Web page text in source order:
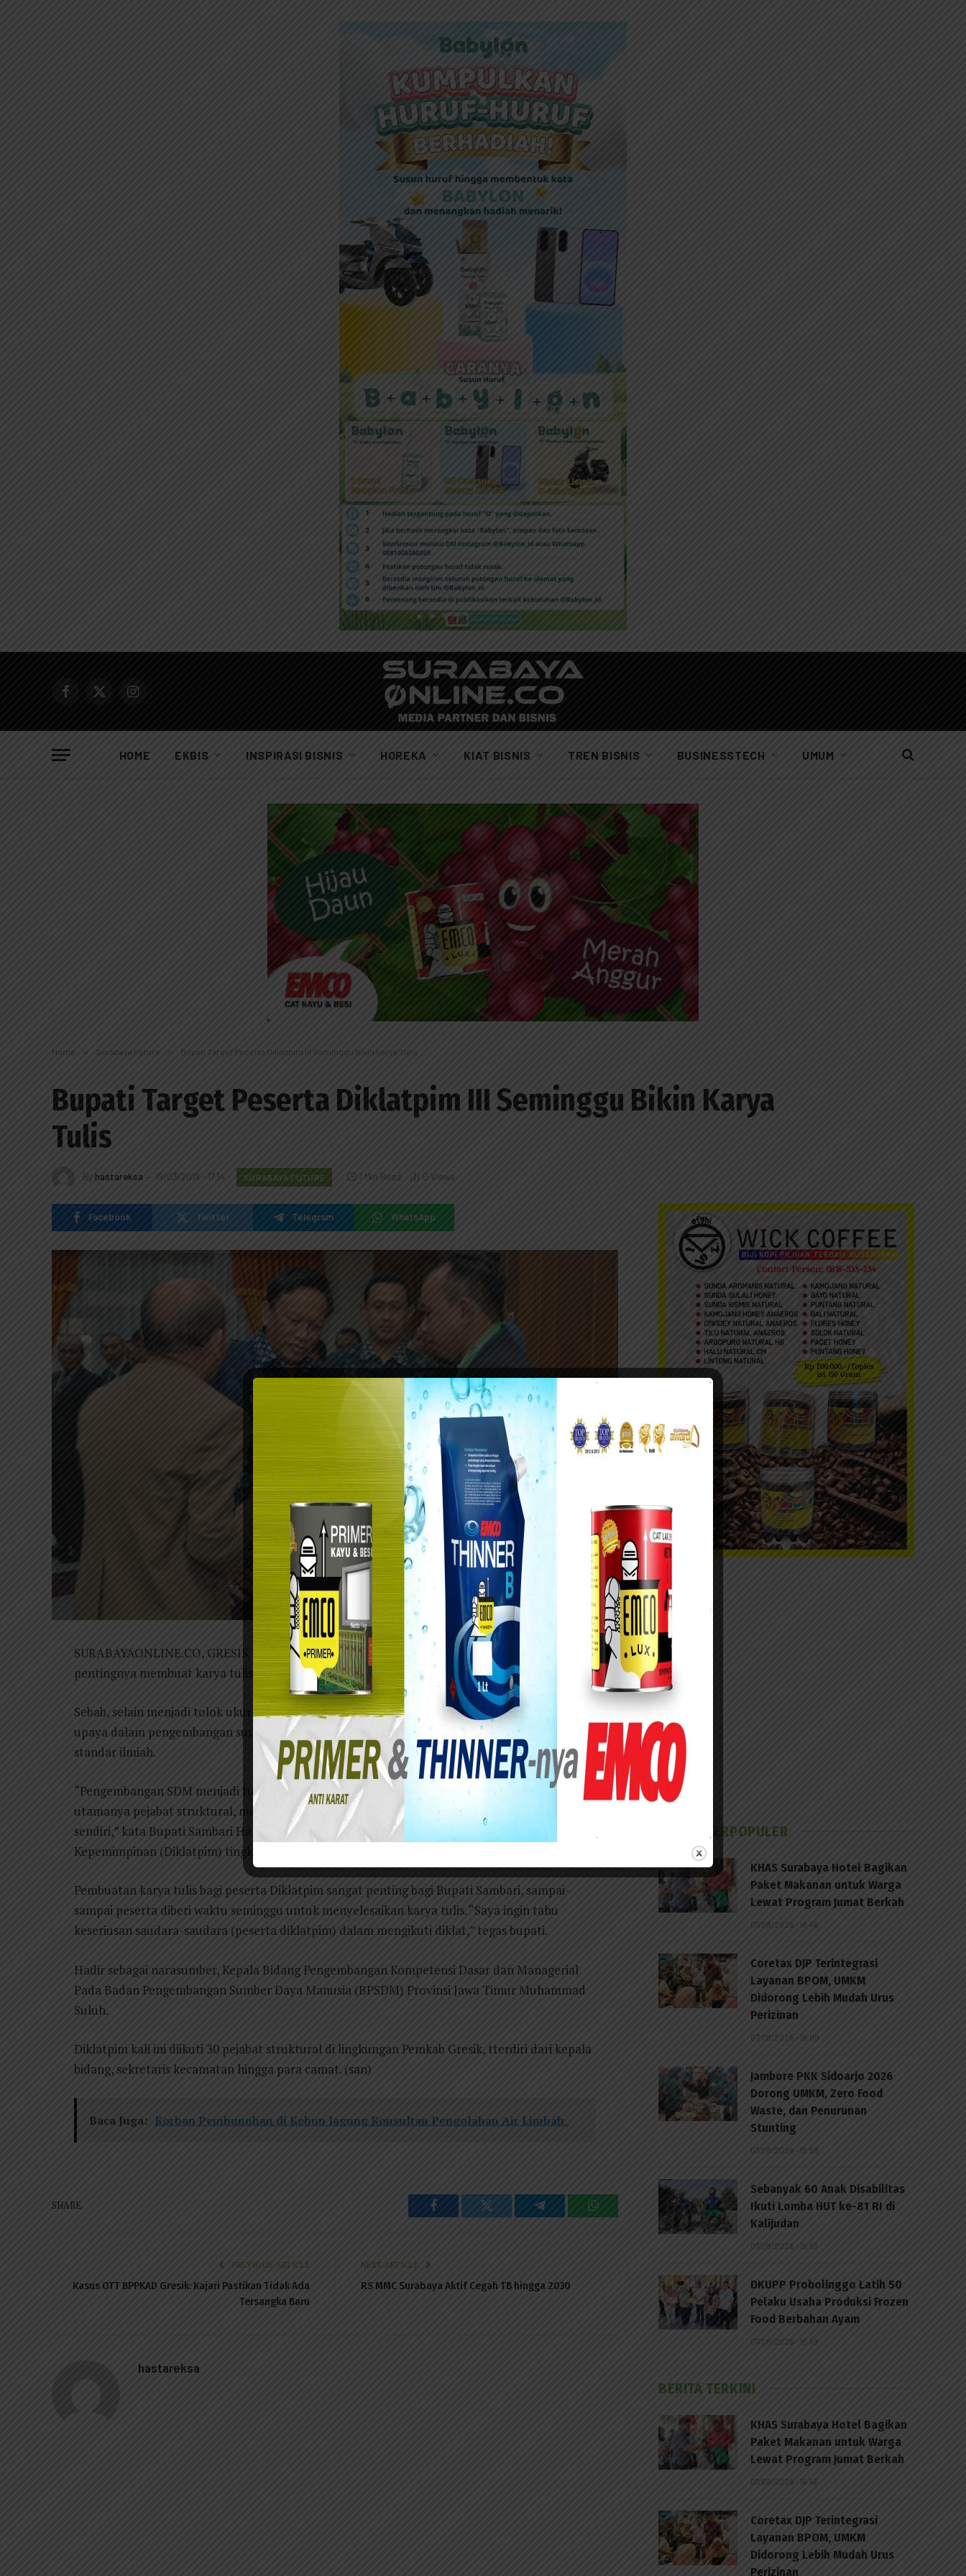
Facebook
X
Instagram
HOME EKBIS INSPIRASI BISNIS HOREKA KIAT BISNIS TREN BISNIS BUSINESSTECH UMUM
Home » Surabaya Future » Bupati Target Peserta Diklatpim III Seminggu Bikin Karya Tulis
Bupati Target Peserta Diklatpim III Seminggu Bikin Karya
Tulis
By hastareksa 19/03/2019 - 17:14 SURABAYA FUTURE 1 Min Read 0 Views
Facebook Twitter Telegram WhatsApp
SURABAYAONLINE.CO, GRESIK – Bupati Gresik Dr. H. Sambari Halim Radianto menegaskan
pentingnya membuat karya tulis atau karya ilmiah bagi ASN yang mengikuti Diklat.
Sebab, selain menjadi tolok ukur keseriusan ASN mengikuti diklat karya tulis adalah salah satu
upaya dalam pengembangan sumber daya manusia (SDM) ASN yang terampil dan memenuhi
standar ilmiah.
“Pengembangan SDM menjadi tugas pokok kami di pemerintahan. Kami ingin para ASN
utamanya pejabat struktural, memiliki kemampuan menulis yang mumpuni dan asli karya
sendiri,” kata Bupati Sambari Halim Radianto saat membuka Pendidikan dan Pelatihan
Kepemimpinan (Diklatpim) tingkat III angkatan IV, Selasa (19/3),
Pembuatan karya tulis bagi peserta Diklatpim sangat penting bagi Bupati Sambari, sampai-
sampai peserta diberi waktu seminggu untuk menyelesaikan karya tulis. “Saya ingin tahu
keseriusan saudara-saudara (peserta diklatpim) dalam mengikuti diklat,” tegas bupati.
Hadir sebagai narasumber, Kepala Bidang Pengembangan Kompetensi Dasar dan Managerial
Pada Badan Pengembangan Sumber Daya Manusia (BPSDM) Provinsi Jawa Timur Muhammad
Suluh.
Diklatpim kali ini diikuti 30 pejabat struktural di lingkungan Pemkab Gresik, tterdiri dari kepala
bidang, sekretaris kecamatan hingga para camat. (san)
Baca Juga: Korban Pembunuhan di Kebun Jagung Konsultan Pengolahan Air Limbah
SHARE.
Facebook Twitter Telegram WhatsApp
PREVIOUS ARTICLE
Kasus OTT BPPKAD Gresik: Kajari Pastikan Tidak Ada
Tersangka Baru
NEXT ARTICLE
RS MMC Surabaya Aktif Cegah TB hingga 2030
hastareksa
BERITA TERPOPULER
KHAS Surabaya Hotel Bagikan
Paket Makanan untuk Warga
Lewat Program Jumat Berkah
07/08/2026 - 16:46
Coretax DJP Terintegrasi
Layanan BPOM, UMKM
Didorong Lebih Mudah Urus
Perizinan
07/08/2026 - 16:09
Jambore PKK Sidoarjo 2026
Dorong UMKM, Zero Food
Waste, dan Penurunan
Stunting
07/08/2026 - 15:59
Sebanyak 60 Anak Disabilitas
Ikuti Lomba HUT ke-81 RI di
Kalijudan
07/08/2026 - 15:53
DKUPP Probolinggo Latih 50
Pelaku Usaha Produksi Frozen
Food Berbahan Ayam
07/08/2026 - 15:49
BERITA TERKINI
KHAS Surabaya Hotel Bagikan
Paket Makanan untuk Warga
Lewat Program Jumat Berkah
07/08/2026 - 16:46
Coretax DJP Terintegrasi
Layanan BPOM, UMKM
Didorong Lebih Mudah Urus
Perizinan